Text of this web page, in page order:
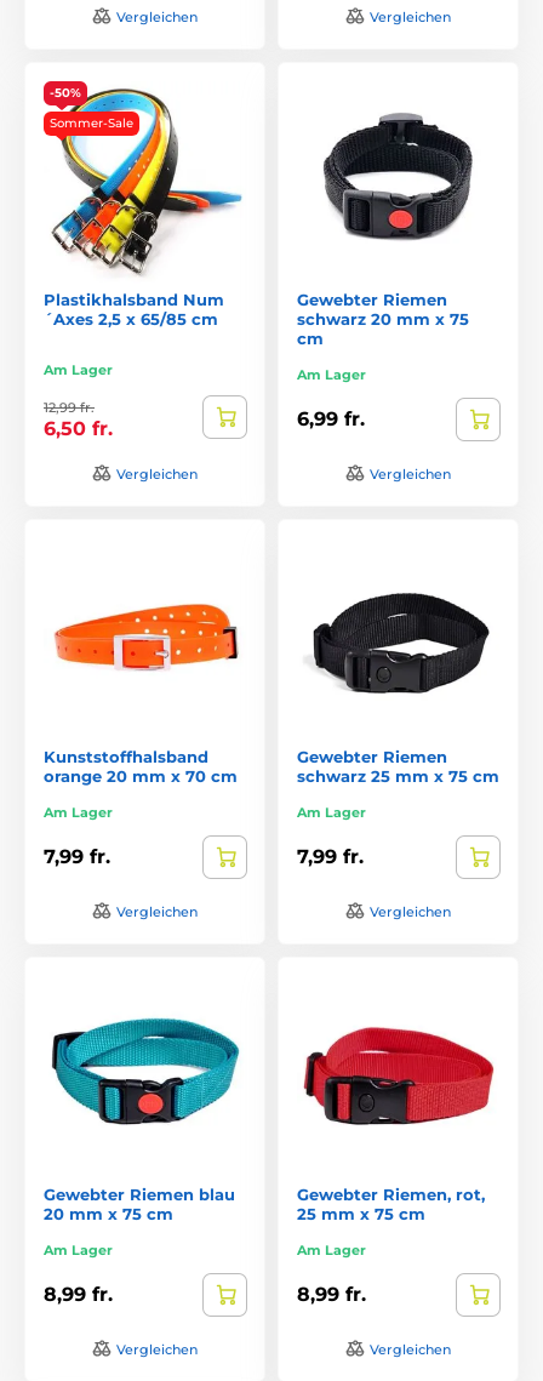
Vergleichen Vergleichen
-50%
Sommer-Sale
Plastikhalsband Num
´Axes 2,5 x 65/85 cm
Am Lager
12,99 fr.
6,50 fr.
Vergleichen
Gewebter Riemen
schwarz 20 mm x 75
cm
Am Lager
6,99 fr.
Vergleichen
Kunststoffhalsband
orange 20 mm x 70 cm
Am Lager
7,99 fr.
Vergleichen
Gewebter Riemen
schwarz 25 mm x 75 cm
Am Lager
7,99 fr.
Vergleichen
Gewebter Riemen blau
20 mm x 75 cm
Am Lager
8,99 fr.
Vergleichen
Gewebter Riemen, rot,
25 mm x 75 cm
Am Lager
8,99 fr.
Vergleichen